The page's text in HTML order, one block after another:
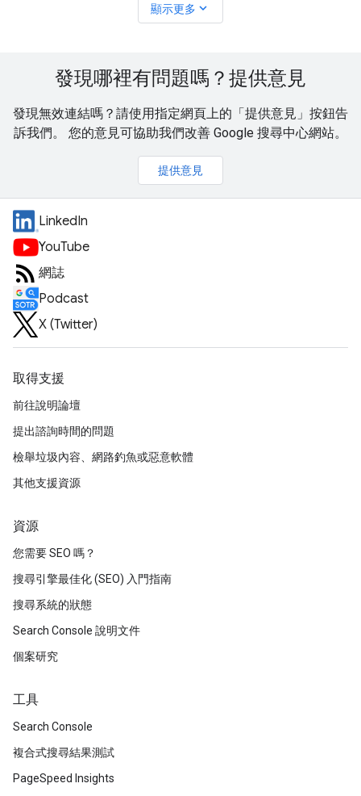
顯示更多 expand_more
發現哪裡有問題嗎？提供意見
發現無效連結嗎？請使用指定網頁上的「提供意見」按鈕告
訴我們。 您的意見可協助我們改善 Google 搜尋中心網站。
提供意見
LinkedIn
YouTube
網誌
Podcast
X (Twitter)
取得支援
前往說明論壇
提出諮詢時間的問題
檢舉垃圾內容、網路釣魚或惡意軟體
其他支援資源
資源
您需要 SEO 嗎？
搜尋引擎最佳化 (SEO) 入門指南
搜尋系統的狀態
Search Console 說明文件
個案研究
工具
Search Console
複合式搜尋結果測試
PageSpeed Insights